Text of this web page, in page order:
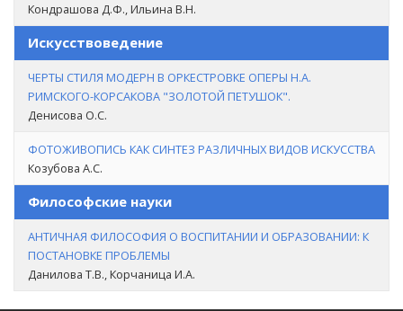
Кондрашова Д.Ф., Ильина В.Н.
Искусствоведение
ЧЕРТЫ СТИЛЯ МОДЕРН В ОРКЕСТРОВКЕ ОПЕРЫ Н.А.
РИМСКОГО-КОРСАКОВА "ЗОЛОТОЙ ПЕТУШОК".
Денисова О.С.
ФОТОЖИВОПИСЬ КАК СИНТЕЗ РАЗЛИЧНЫХ ВИДОВ ИСКУССТВА
Козубова А.С.
Философские науки
АНТИЧНАЯ ФИЛОСОФИЯ О ВОСПИТАНИИ И ОБРАЗОВАНИИ: К
ПОСТАНОВКЕ ПРОБЛЕМЫ
Данилова Т.В., Корчаница И.А.